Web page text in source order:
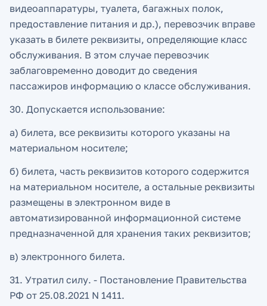
видеоаппаратуры, туалета, багажных полок,
предоставление питания и др.), перевозчик вправе
указать в билете реквизиты, определяющие класс
обслуживания. В этом случае перевозчик
заблаговременно доводит до сведения
пассажиров информацию о классе обслуживания.
30. Допускается использование:
а) билета, все реквизиты которого указаны на
материальном носителе;
б) билета, часть реквизитов которого содержится
на материальном носителе, а остальные реквизиты
размещены в электронном виде в
автоматизированной информационной системе
предназначенной для хранения таких реквизитов;
в) электронного билета.
31. Утратил силу. - Постановление Правительства
РФ от 25.08.2021 N 1411.